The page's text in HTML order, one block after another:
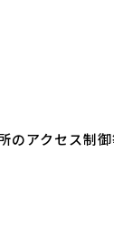
アクセス制